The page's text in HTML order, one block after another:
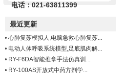
电话：021-63811399
最近更新
• 心肺复苏模拟人,电脑急救心肺复苏...
• 电动人体呼吸系统模型,足底肌肉解...
• RY-F6DA智能推拿手法仿真训...
• RY-100AS开放式中药方剂学...